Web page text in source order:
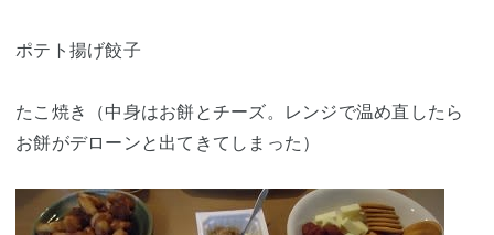
ポテト揚げ餃子
たこ焼き（中身はお餅とチーズ。レンジで温め直したら
お餅がデローンと出てきてしまった）